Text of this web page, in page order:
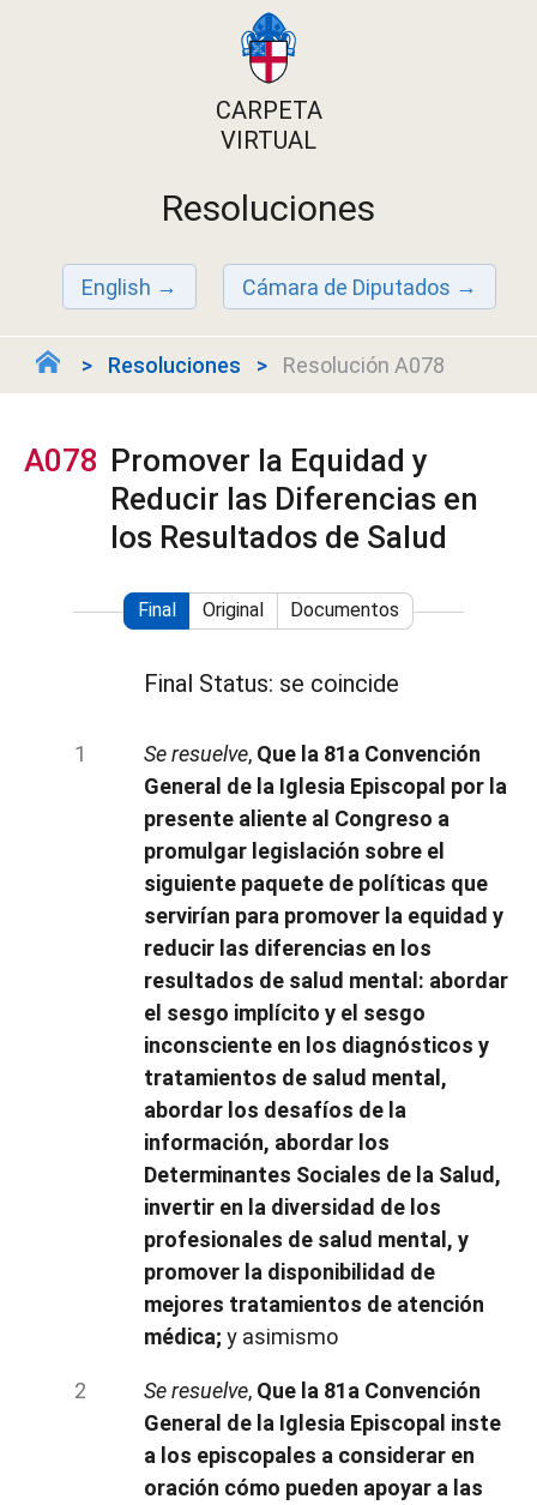
CARPETA
VIRTUAL
Resoluciones
English Cámara de Diputados
Resoluciones Resolución A078
A078 Promover la Equidad y
Reducir las Diferencias en
los Resultados de Salud
Final Original Documentos
Final Status: se coincide
Se resuelve, Que la 81a Convención
General de la Iglesia Episcopal por la
presente aliente al Congreso a
promulgar legislación sobre el
siguiente paquete de políticas que
servirían para promover la equidad y
reducir las diferencias en los
resultados de salud mental: abordar
el sesgo implícito y el sesgo
inconsciente en los diagnósticos y
tratamientos de salud mental,
abordar los desafíos de la
información, abordar los
Determinantes Sociales de la Salud,
invertir en la diversidad de los
profesionales de salud mental, y
promover la disponibilidad de
mejores tratamientos de atención
médica; y asimismo
Se resuelve, Que la 81a Convención
General de la Iglesia Episcopal inste
a los episcopales a considerar en
oración cómo pueden apoyar a las